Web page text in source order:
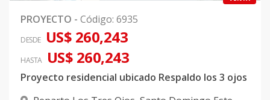
PROYECTO - Código: 6935
DESDE US$ 260,243
HASTA US$ 260,243
Proyecto residencial ubicado Respaldo los 3 ojos